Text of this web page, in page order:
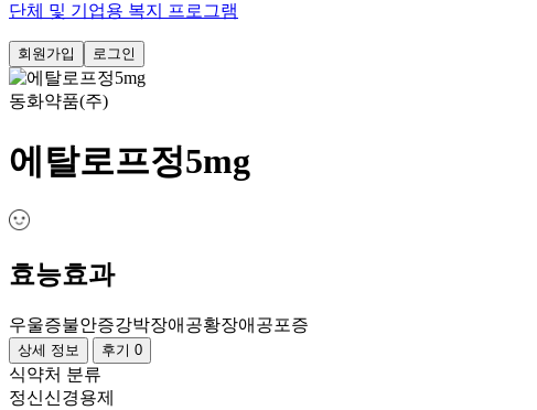
단체 및 기업용 복지 프로그램
회원가입 로그인
동화약품(주)
에탈로프정5mg
효능효과
우울증불안증강박장애 공황장애 공포증
상세 정보 후기 0
식약처 분류
정신신경용제